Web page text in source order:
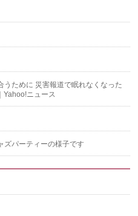
ために 災害報道で眠れなくなった
Yahoo!ニュース
ズパーティーの様子です